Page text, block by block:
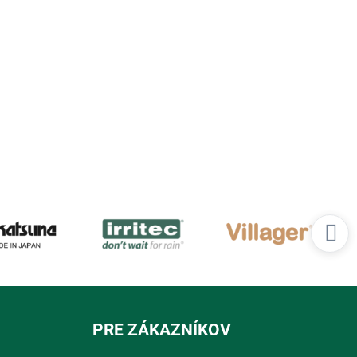
PRE ZÁKAZNÍKOV